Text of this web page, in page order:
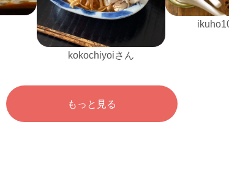
kokochiyoiさん
もっと見る